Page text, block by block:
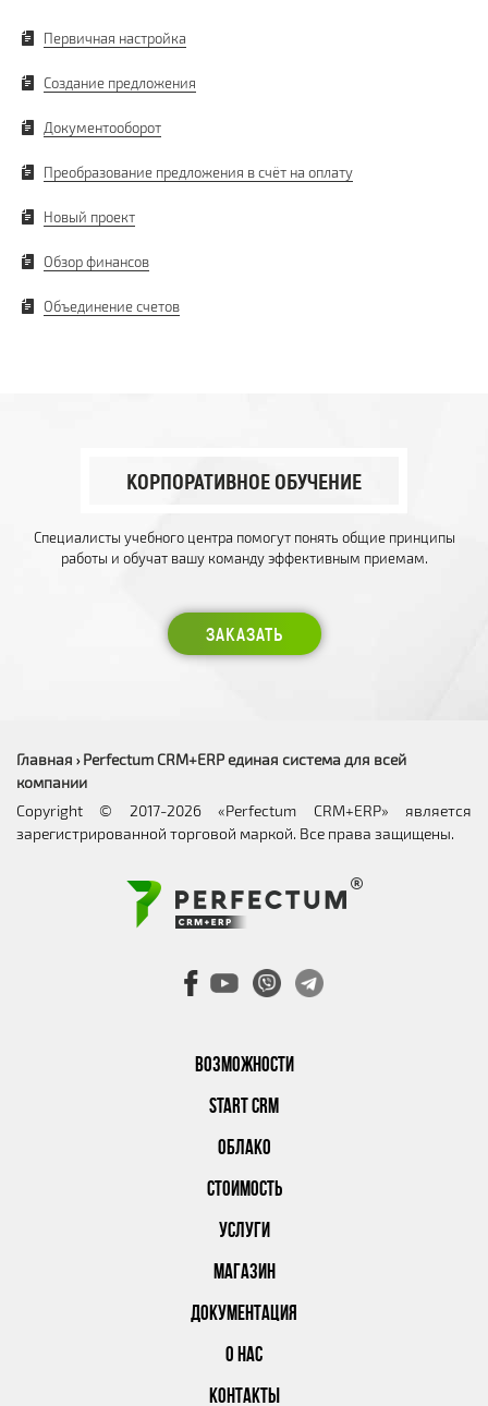
Первичная настройка
Создание предложения
Документооборот
Преобразование предложения в счёт на оплату
Новый проект
Обзор финансов
Объединение счетов
КОРПОРАТИВНОЕ ОБУЧЕНИЕ
Специалисты учебного центра помогут понять общие принципы
работы и обучат вашу команду эффективным приемам.
ЗАКАЗАТЬ
ВОЗМОЖНОСТИ
START CRM
ОБЛАКО
СТОИМОСТЬ
УСЛУГИ
МАГАЗИН
ДОКУМЕНТАЦИЯ
О НАС
КОНТАКТЫ
Главная › Perfectum CRM+ERP единая система для всей
компании
Copyright © 2017-2026 «Perfectum CRM+ERP» является
зарегистрированной торговой маркой. Все права защищены.